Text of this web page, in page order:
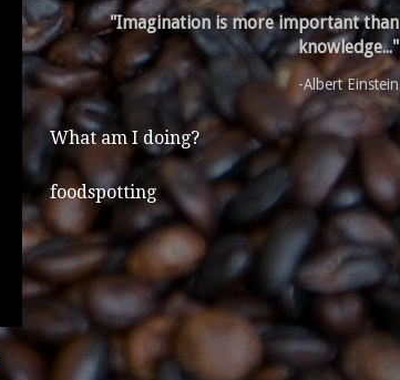
"Imagination is more important than
knowledge..."
-Albert Einstein
What am I doing?
foodspotting